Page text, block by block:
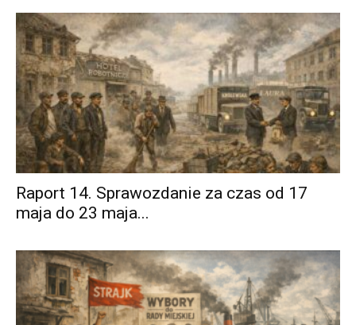
Raport 14. Sprawozdanie za czas od 17
maja do 23 maja...